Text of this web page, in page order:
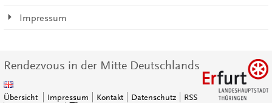
Impressum
Rendezvous in der Mitte Deutschlands
Übersicht Impressum Kontakt Datenschutz RSS